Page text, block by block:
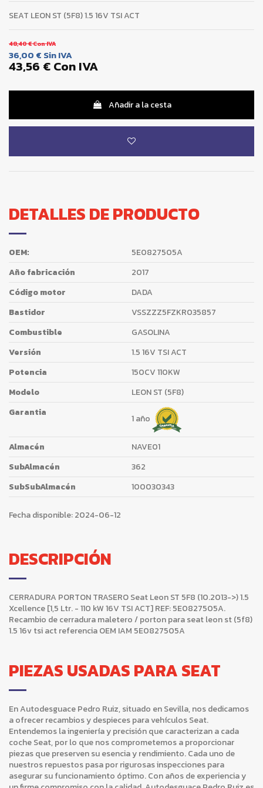
SEAT LEON ST (5F8) 1.5 16V TSI ACT
48,40 €Con IVA
36,00 € Sin IVA
43,56 €Con IVA
Añadir a la cesta
DETALLES DE PRODUCTO
OEM:
5E0827505A
Año fabricación
2017
Código motor
DADA
Bastidor
VSSZZZ5FZKR035857
Combustible
GASOLINA
Versión
1.5 16V TSI ACT
Potencia
150CV 110KW
Modelo
LEON ST (5F8)
Garantia
1 año
Almacén
NAVE01
SubAlmacén
362
SubSubAlmacén
100030343
Fecha disponible:2024-06-12
DESCRIPCIÓN
CERRADURA PORTON TRASERO Seat Leon ST 5F8 (10.2013->) 1.5
Xcellence [1,5 Ltr. - 110 kW 16V TSI ACT] REF: 5E0827505A.
Recambio de cerradura maletero / porton para seat leon st (5f8)
1.5 16v tsi act referencia OEM IAM 5E0827505A
PIEZAS USADAS PARA SEAT
En Autodesguace Pedro Ruiz, situado en Sevilla, nos dedicamos
a ofrecer recambios y despieces para vehículos Seat.
Entendemos la ingeniería y precisión que caracterizan a cada
coche Seat, por lo que nos comprometemos a proporcionar
piezas que preserven su esencia y rendimiento. Cada uno de
nuestros repuestos pasa por rigurosas inspecciones para
asegurar su funcionamiento óptimo. Con años de experiencia y